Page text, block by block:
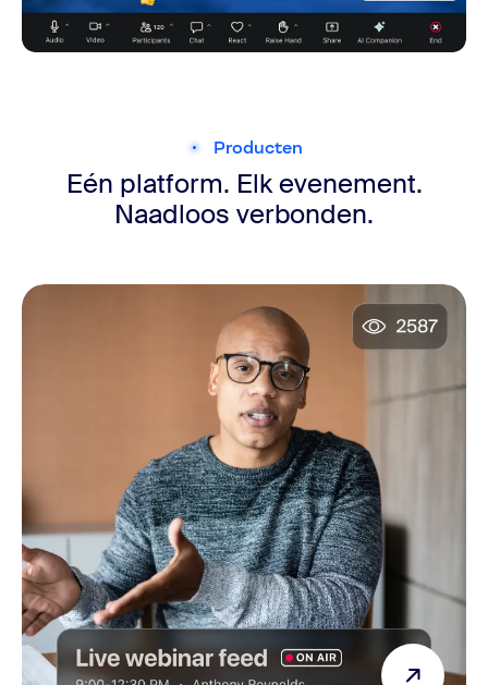
Producten
Eén platform. Elk evenement.
Naadloos verbonden.